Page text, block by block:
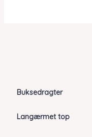
Buksedragter
Langærmet top